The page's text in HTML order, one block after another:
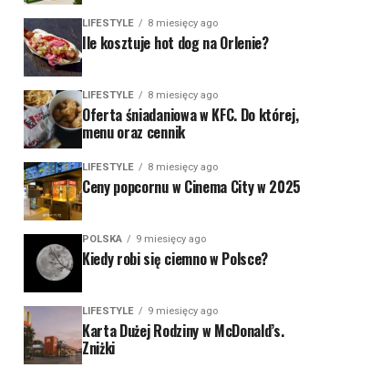
LIFESTYLE 8 miesięcy ago
Ile kosztuje hot dog na Orlenie?
LIFESTYLE 8 miesięcy ago
Oferta śniadaniowa w KFC. Do której,
menu oraz cennik
LIFESTYLE 8 miesięcy ago
Ceny popcornu w Cinema City w 2025
POLSKA 9 miesięcy ago
Kiedy robi się ciemno w Polsce?
LIFESTYLE 9 miesięcy ago
Karta Dużej Rodziny w McDonald’s.
Zniżki